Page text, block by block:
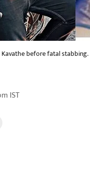
Kavathe before fatal stabbing.
IST